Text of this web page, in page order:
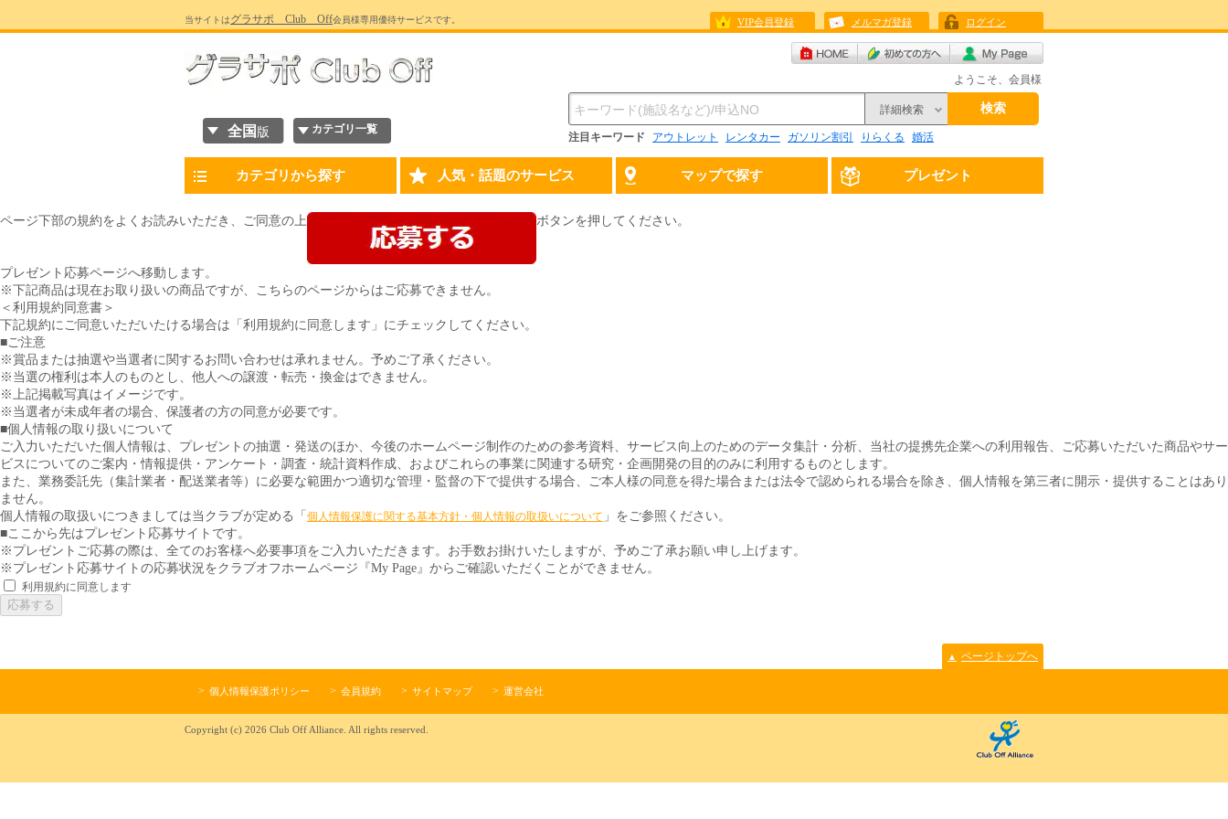
当サイトはグラサポ Club Off会員様専用優待サービスです。 VIP会員登録 メルマガ登録 ログイン
ようこそ、会員様
全国 版 カテゴリ一覧
詳細検索 検索
注目キーワード アウトレット レンタカー ガソリン割引 りらくる 婚活
カテゴリから探す 人気・話題のサービス マップで探す プレゼント
ページ下部の規約をよくお読みいただき、ご同意の上 ボタンを押してください。
プレゼント応募ページへ移動します。
※下記商品は現在お取り扱いの商品ですが、こちらのページからはご応募できません。
＜利用規約同意書＞
下記規約にご同意いただいたける場合は「利用規約に同意します」にチェックしてください。
■ご注意
※賞品または抽選や当選者に関するお問い合わせは承れません。予めご了承ください。
※当選の権利は本人のものとし、他人への譲渡・転売・換金はできません。
※上記掲載写真はイメージです。
※当選者が未成年者の場合、保護者の方の同意が必要です。
■個人情報の取り扱いについて
ご入力いただいた個人情報は、プレゼントの抽選・発送のほか、今後のホームページ制作のための参考資料、サービス向上のためのデータ集計・分析、当社の提携先企業への利用報告、ご応募いただいた商品やサー
ビスについてのご案内・情報提供・アンケート・調査・統計資料作成、およびこれらの事業に関連する研究・企画開発の目的のみに利用するものとします。
また、業務委託先（集計業者・配送業者等）に必要な範囲かつ適切な管理・監督の下で提供する場合、ご本人様の同意を得た場合または法令で認められる場合を除き、個人情報を第三者に開示・提供することはあり
ません。
個人情報の取扱いにつきましては当クラブが定める「 個人情報保護に関する基本方針・個人情報の取扱いについて 」をご参照ください。
■ここから先はプレゼント応募サイトです。
※プレゼントご応募の際は、全てのお客様へ必要事項をご入力いただきます。お手数お掛けいたしますが、予めご了承お願い申し上げます。
※プレゼント応募サイトの応募状況をクラブオフホームページ『My Page』からご確認いただくことができません。
利用規約に同意します
応募する
▲ ページトップへ
個人情報保護ポリシー 会員規約 サイトマップ 運営会社
Copyright (c) 2026 Club Off Alliance. All rights reserved.